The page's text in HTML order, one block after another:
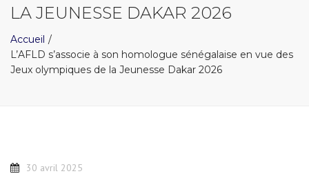
LA JEUNESSE DAKAR 2026
Accueil
L’AFLD s’associe à son homologue sénégalaise en vue des
Jeux olympiques de la Jeunesse Dakar 2026
30 avril 2025